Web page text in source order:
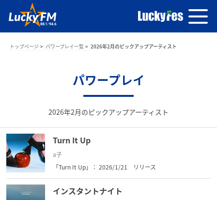
トップページ パワープレイ一覧 2026年2月のピックアップアーティスト
パワープレイ
2026年2月のピックアップアーティスト
Turn It Up
a子
「Turn It Up」： 2026/1/21 リリース
インスタントナイト